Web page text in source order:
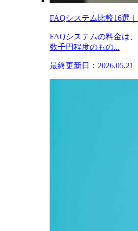
FAQシステム比較16選
FAQシステムの料金は
数千円程度のもの...
最終更新日：2026.05.21